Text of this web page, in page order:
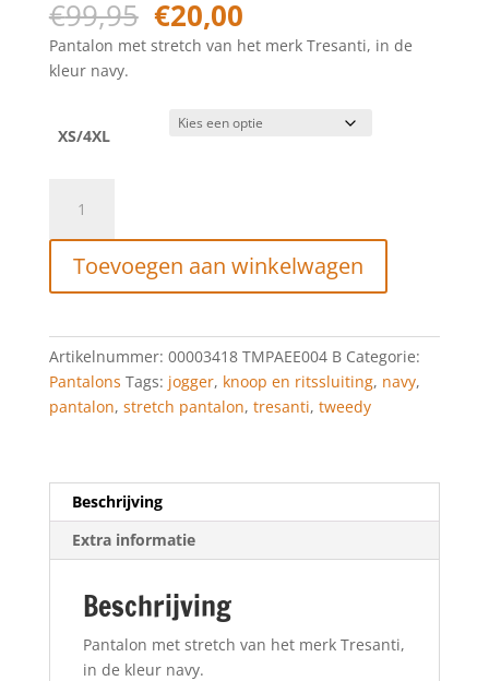
€99,95 Oorspronkelijke
prijs
was:
€20,00Huidige
prijs
is:
Pantalon met stretch van het merk Tresanti, in de
kleur navy.
XS/4XL
Navy
tweedy
jogger
aantal
Toevoegen aan winkelwagen
Artikelnummer: 00003418 TMPAEE004 B Categorie:
Pantalons Tags: jogger, knoop en ritssluiting, navy,
pantalon, stretch pantalon, tresanti, tweedy
Beschrijving
Extra informatie
Beschrijving
Pantalon met stretch van het merk Tresanti,
in de kleur navy.